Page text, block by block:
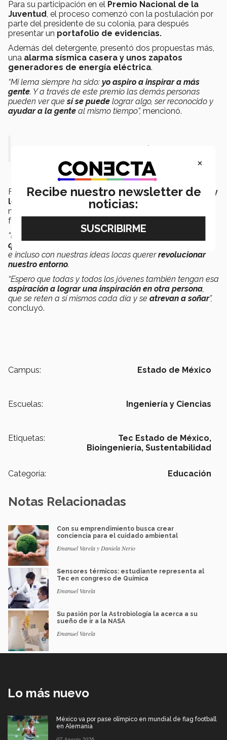
Para su participación en el Premio Nacional de la
Juventud, el proceso comenzó con la postulación por
parte del presidente de su colonia, para después
presentar un portafolio de evidencias.
Además del detergente, presentó dos propuestas más,
una alarma sísmica casera y unos zapatos
generadores de energía eléctrica.
“Mi lema siempre ha sido: yo aspiro a inspirar a más
gente. Y a través de este premio las demás personas
pueden ver quesí se puede lograr algo, ser reconocido y
ayudar a la gente al mismo tiempo”, mencionó.
“Yo aspiro a inspirar a más gente”
Finalmente Paola quisocompartir un mensaje a las y
los jóvenes
, quienes para ella son el presente de
nuestro país, porque hoy estánconstruyendo
futuro.
“Realmente creo que todos tenemos esa espinita de
querer hacer un cambio
e incluso con nuestras ideas locas quererrevolucionar
nuestro entorno.
“Espero que todas y todos los jóvenes también tengan esa
aspiración a lograr una inspiración en otra persona,
que se reten a sí mismos cada día y se atrevan a soñar”,
concluyó.
Campus: Estado de México
Escuelas: Ingeniería y Ciencias
Etiquetas:
Tec Estado de México,
Bioingeniería, Sustentabilidad
Categoría: Educación
Notas Relacionadas
Con su emprendimiento busca crear
conciencia para el cuidado ambiental
Emanuel Varela y Daniela Nerio
Sensores térmicos: estudiante representa al
Tec en congreso de Química
Emanuel Varela
Su pasión por la Astrobiología la acerca a su
sueño de ir a la NASA
Emanuel Varela
Lo más nuevo
México va por pase olímpico en mundial de flag football
en Alemania
×
Recibe nuestro newsletter de
noticias: